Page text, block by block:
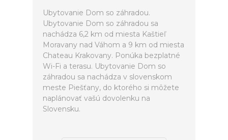
Ubytovanie Dom so záhradou.
Ubytovanie Dom so záhradou sa
nachádza 6,2 km od miesta Kaštieľ
Moravany nad Váhom a 9 km od miesta
Chateau Krakovany. Ponúka bezplatné
Wi-Fi a terasu. Ubytovanie Dom so
záhradou sa nachádza v slovenskom
meste Piešťany, do ktorého si môžete
naplánovať vašú dovolenku na
Slovensku.